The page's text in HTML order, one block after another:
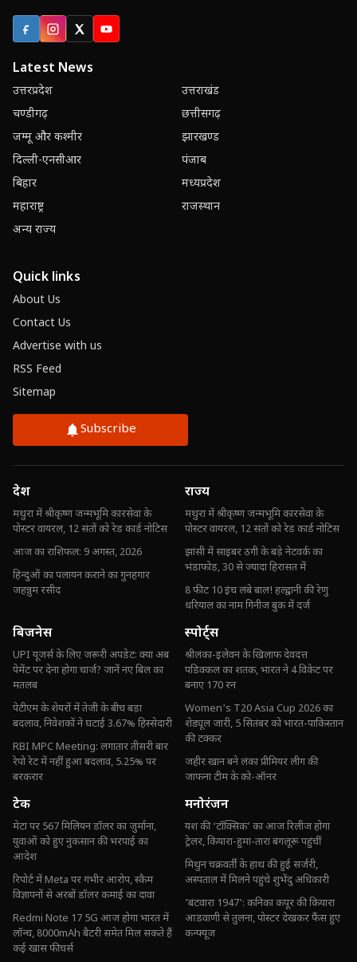
FacebookInstagram
X (Twitter)
YouTube
Latest News
उत्तरप्रदेश
उत्तराखंड
चण्डीगढ़
छत्तीसगढ़
जम्मू और कश्मीर
झारखण्ड
दिल्ली-एनसीआर
पंजाब
बिहार
मध्यप्रदेश
महाराष्ट्र
राजस्थान
अन्य राज्य
Quick links
About Us
Contact Us
Advertise with us
RSS Feed
Sitemap
Subscribe
देश
मथुरा में श्रीकृष्ण जन्मभूमि कारसेवा के
पोस्टर वायरल, 12 संतों को रेड कार्ड नोटिस
आज का राशिफल: 9 अगस्त, 2026
हिन्दुओं का पलायन कराने का गुनहगार
जहन्नुम रसीद
राज्य
मथुरा में श्रीकृष्ण जन्मभूमि कारसेवा के
पोस्टर वायरल, 12 संतों को रेड कार्ड नोटिस
झांसी में साइबर ठगी के बड़े नेटवर्क का
भंडाफोड़, 30 से ज्यादा हिरासत में
8 फीट 10 इंच लंबे बाल! हल्द्वानी की रेणु
धरियाल का नाम गिनीज बुक में दर्ज
बिजनेस
UPI यूजर्स के लिए जरूरी अपडेट: क्या अब
पेमेंट पर देना होगा चार्ज? जानें नए बिल का
मतलब
पेटीएम के शेयरों में तेजी के बीच बड़ा
बदलाव, निवेशकों ने घटाई 3.67% हिस्सेदारी
RBI MPC Meeting: लगातार तीसरी बार
रेपो रेट में नहीं हुआ बदलाव, 5.25% पर
बरकरार
स्पोर्ट्स
श्रीलंका-इलेवन के खिलाफ देवदत्त
पडिक्कल का शतक, भारत ने 4 विकेट पर
बनाए 170 रन
Women's T20 Asia Cup 2026 का
शेड्यूल जारी, 5 सितंबर को भारत-पाकिस्तान
की टक्कर
जहीर खान बने लंका प्रीमियर लीग की
जाफना टीम के को-ऑनर
टेक
मेटा पर 567 मिलियन डॉलर का जुर्माना,
युवाओं को हुए नुकसान की भरपाई का
आदेश
रिपोर्ट में Meta पर गंभीर आरोप, स्कैम
विज्ञापनों से अरबों डॉलर कमाई का दावा
Redmi Note 17 5G आज होगा भारत में
लॉन्च, 8000mAh बैटरी समेत मिल सकते हैं
कई खास फीचर्स
मनोरंजन
यश की ‘टॉक्सिक’ का आज रिलीज होगा
ट्रेलर, कियारा-हुमा-तारा बंगलूरू पहुंचीं
मिथुन चक्रवर्ती के हाथ की हुई सर्जरी,
अस्पताल में मिलने पहुंचे शुभेंदु अधिकारी
'बंटवारा 1947': कनिका कपूर की कियारा
आडवाणी से तुलना, पोस्टर देखकर फैंस हुए
कन्फ्यूज